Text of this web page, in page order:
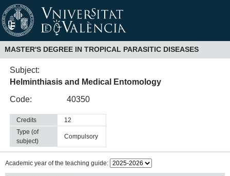
MASTER'S DEGREE IN TROPICAL PARASITIC DISEASES
Subject:
Helminthiasis and Medical Entomology
Code:
40350
Credits
12
Type (of
subject)
compulsory
Academic year of the teaching guide: